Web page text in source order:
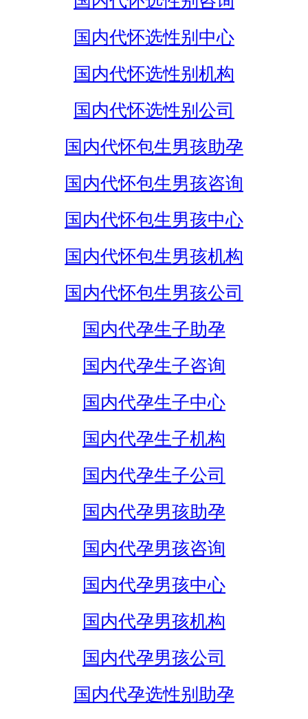
国内代怀选性别中心
国内代怀选性别机构
国内代怀选性别公司
国内代怀包生男孩助孕
国内代怀包生男孩咨询
国内代怀包生男孩中心
国内代怀包生男孩机构
国内代怀包生男孩公司
国内代孕生子助孕
国内代孕生子咨询
国内代孕生子中心
国内代孕生子机构
国内代孕生子公司
国内代孕男孩助孕
国内代孕男孩咨询
国内代孕男孩中心
国内代孕男孩机构
国内代孕男孩公司
国内代孕选性别助孕